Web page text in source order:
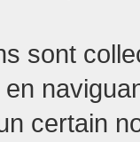
sont
certain